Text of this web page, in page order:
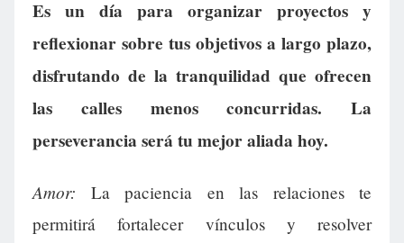
Es un día para organizar proyectos y
reflexionar sobre tus objetivos a largo plazo,
disfrutando de la tranquilidad que ofrecen
las calles menos concurridas. La
perseverancia será tu mejor aliada hoy.
Amor: La paciencia en las relaciones te
permitirá fortalecer vínculos y resolver